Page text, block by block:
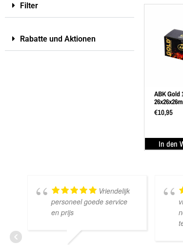
Filter
Rabatte und Aktionen
ABK Gold
€10,95
In den
Vriendelijk
personeel goede service
en prijs